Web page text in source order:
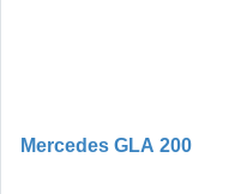
Mercedes GLA 200